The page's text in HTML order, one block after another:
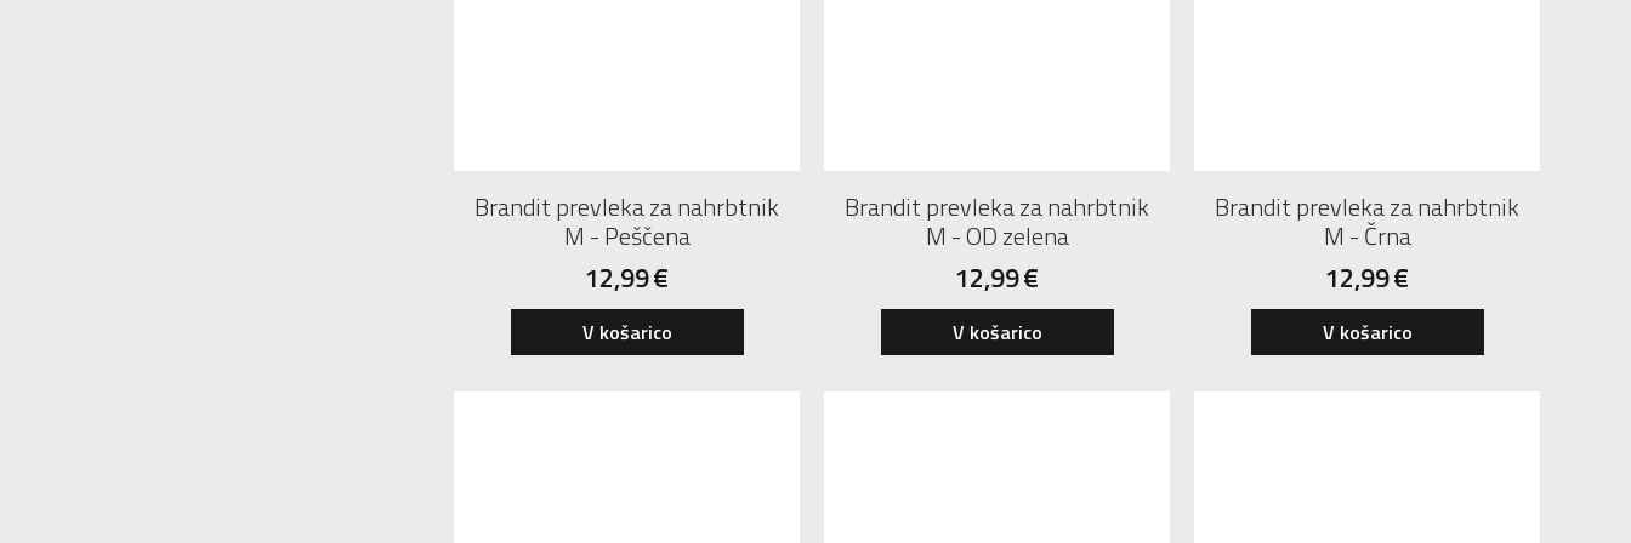
Brandit prevleka za nahrbtnik
M - Peščena
12,99€
V košarico
Brandit prevleka za nahrbtnik
M - OD zelena
12,99€
V košarico
Brandit prevleka za nahrbtnik
M - Črna
12,99€
V košarico